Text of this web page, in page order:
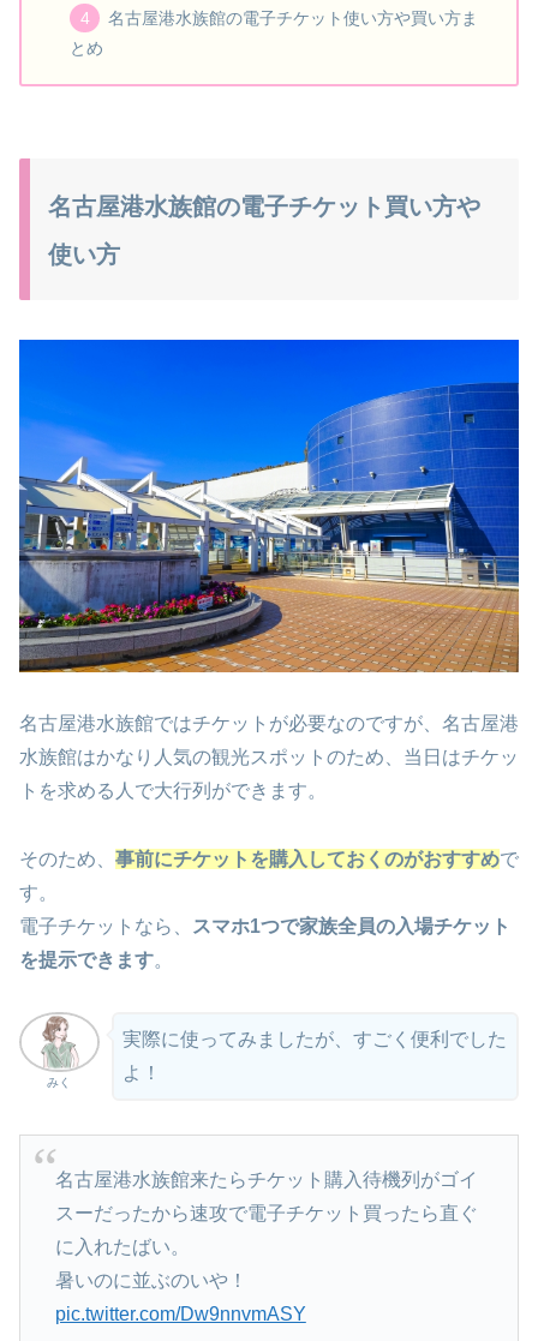
名古屋港水族館の電子チケット使い方や買い方ま
とめ
名古屋港水族館の電子チケット買い方や
使い方
名古屋港水族館ではチケットが必要なのですが、名古屋港
水族館はかなり人気の観光スポットのため、当日はチケッ
トを求める人で大行列ができます。
そのため、 事前にチケットを購入しておくのがおすすめで
す。
電子チケットなら、
スマホ1つで家族全員の入場チケット
を提示できます。
みく
実際に使ってみましたが、すごく便利でした
よ！
名古屋港水族館来たらチケット購入待機列がゴイ
スーだったから速攻で電子チケット買ったら直ぐ
に入れたばい。
暑いのに並ぶのいや！
pic.twitter.com/Dw9nnvmASY